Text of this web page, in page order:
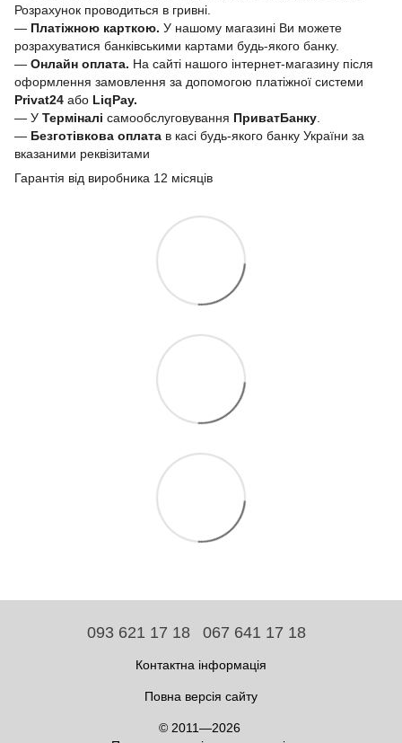
Розрахунок проводиться в гривні.
— Платіжною карткою. У нашому магазині Ви можете
розрахуватися банківськими картами будь-якого банку.
— Онлайн оплата. На сайті нашого інтернет-магазину після
оформлення замовлення за допомогою платіжної системи
Privat24 або LiqPay.
— У Терміналі самообслуговування ПриватБанку
— Безготівкова оплата в касі будь-якого банку України за
вказаними реквізитами
Гарантія від виробника 12 місяців
093 621 17 18 067 641 17 18
Контактна інформація
Повна версія сайту
© 2011—2026